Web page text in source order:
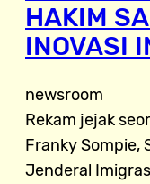
HAKIM
INOVASI
newsroom
Rekam jejak
Franky Sompie,
Jenderal